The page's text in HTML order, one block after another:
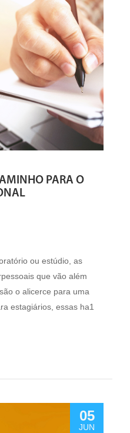
PARA O
ou estúdio, as
que vão além
o alicerce para uma
estagiários, essas ha1
05
JUN